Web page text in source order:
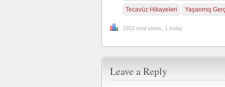
Tecavüz Hikayeleri Yaşanmış
1652 total views, 1 today
Leave a Reply